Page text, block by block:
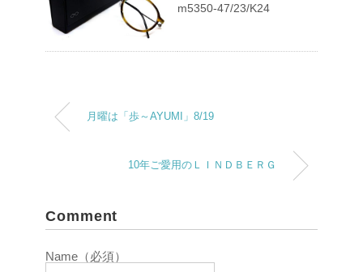
m5350-47/23/K24
月曜は「歩～AYUMI」8/19
10年ご愛用のＬＩＮＤＢＥＲＧ
Comment
Name（必須）